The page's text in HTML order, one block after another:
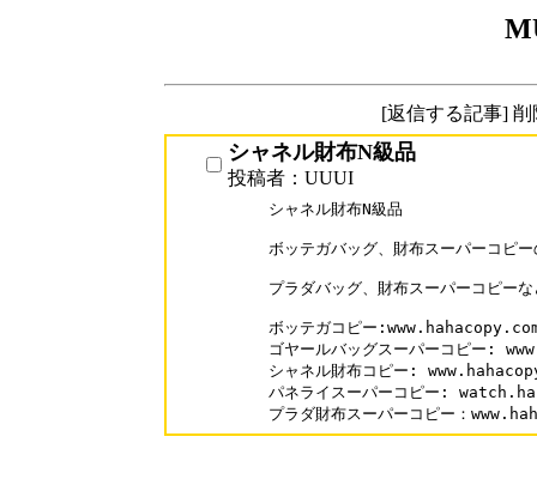
[返信する記事]
シャネル財布N級品
投稿者：UUUI
シャネル財布N級品
ボッテガバッグ、財布スーパーコピ
プラダバッグ、財布スーパーコピー
ボッテガコピー
ゴヤールバッグスーパーコピー:
シャネル財布コピー:
パネライスーパーコピー:
プラダ財布スーパーコピー：